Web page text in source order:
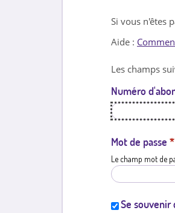
Si vous n'êtes
Aide :
Les champs
Numéro
Mot de passe *
Le champ mot de
Se souvenir